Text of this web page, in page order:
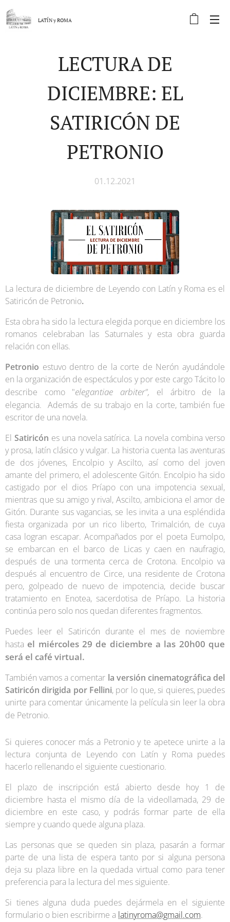
LATÍN yROMA
LECTURA DE
DICIEMBRE: EL
SATIRICÓN DE
PETRONIO
01.12.2021
La lectura de diciembre de Leyendo con Latín y Roma es el
Satiricón de Petronio.
Esta obra ha sido la lectura elegida porque en diciembre los
romanos celebraban las Saturnales y esta obra guarda
relación con ellas.
Petronio estuvo dentro de la corte de Nerón ayudándole
en la organización de espectáculos y por este cargo Tácito lo
describe como "elegantiae arbiter", el árbitro de la
elegancia. Además de su trabajo en la corte, también fue
escritor de una novela.
El Satiricón es una novela satírica. La novela combina verso
y prosa, latín clásico y vulgar. La historia cuenta las aventuras
de dos jóvenes, Encolpio y Ascilto, así como del joven
amante del primero, el adolescente Gitón. Encolpio ha sido
castigado por el dios Príapo con una impotencia sexual,
mientras que su amigo y rival, Ascilto, ambiciona el amor de
Gitón. Durante sus vagancias, se les invita a una espléndida
fiesta organizada por un rico liberto, Trimalción, de cuya
casa logran escapar. Acompañados por el poeta Eumolpo,
se embarcan en el barco de Licas y caen en naufragio,
después de una tormenta cerca de Crotona. Encolpio va
después al encuentro de Circe, una residente de Crotona
pero, golpeado de nuevo de impotencia, decide buscar
tratamiento en Enotea, sacerdotisa de Príapo. La historia
continúa pero solo nos quedan diferentes fragmentos.
Puedes leer el Satiricón durante el mes de noviembre
hasta el miércoles 29 de diciembre a las 20h00 que
será el café virtual.
También vamos a comentar la versión cinematográfica del
Satiricón dirigida por Fellini, por lo que, si quieres, puedes
unirte para comentar únicamente la película sin leer la obra
de Petronio.
Si quieres conocer más a Petronio y te apetece unirte a la
lectura conjunta de Leyendo con Latín y Roma puedes
hacerlo rellenando el siguiente cuestionario.
El plazo de inscripción está abierto desde hoy 1 de
diciembre hasta el mismo día de la videollamada, 29 de
diciembre en este caso, y podrás formar parte de ella
siempre y cuando quede alguna plaza.
Las personas que se queden sin plaza, pasarán a formar
parte de una lista de espera tanto por si alguna persona
deja su plaza libre en la quedada virtual como para tener
preferencia para la lectura del mes siguiente.
Si tienes alguna duda puedes dejármela en el siguiente
formulario o bien escribirme a latinyroma@gmail.com.